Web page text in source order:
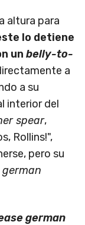
altura para
lo detiene
un belly-to-
a
a su
interior del
spear,
Rollins!",
pero su
german
german